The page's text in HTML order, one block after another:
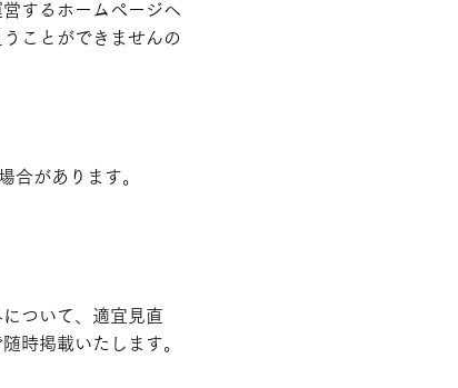
するホームページへ
ことができませんの
合があります。
ついて、適宜見直
時掲載いたします。